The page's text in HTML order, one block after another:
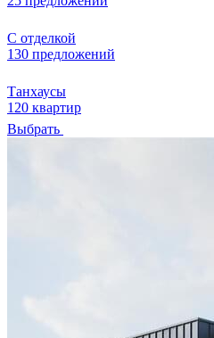
С отделкой
130 предложений
Танхаусы
120 квартир
Выбрать